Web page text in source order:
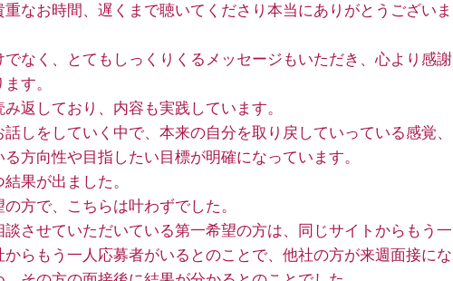
重なお時間、遅くまで聴いてくださり本当にありがとうございま
でなく、とてもしっくりくるメッセージもいただき、心より感謝
す。
返しており、内容も実践しています。
話しをしていく中で、本来の自分を取り戻していっている感覚、
る方向性や目指したい目標が明確になっています。
果が出ました。
方で、こちらは叶わずでした。
談させていただいている第一希望の方は、同じサイトからもう一
からもう一人応募者がいるとのことで、他社の方が来週面接にな